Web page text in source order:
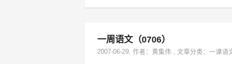
一周语文（0706）
2007-06-29, 作者： 黄集伟 , 文章分类： 一课语